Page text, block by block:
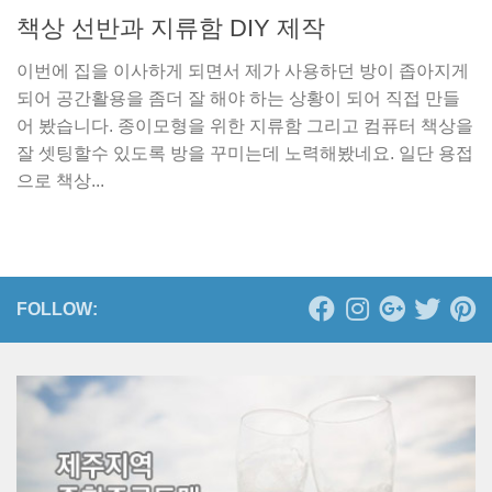
책상 선반과 지류함 DIY 제작
이번에 집을 이사하게 되면서 제가 사용하던 방이 좁아지게
되어 공간활용을 좀더 잘 해야 하는 상황이 되어 직접 만들
어 봤습니다. 종이모형을 위한 지류함 그리고 컴퓨터 책상을
잘 셋팅할수 있도록 방을 꾸미는데 노력해봤네요. 일단 용접
으로 책상...
FOLLOW: